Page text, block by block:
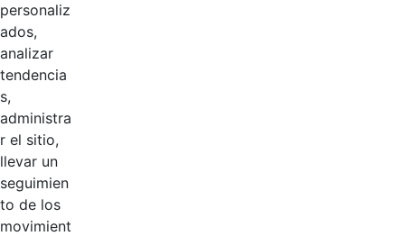
Productos
AÑADIR COMENTARIOS
personaliz
ados,
analizar
tendencia
s,
administra
r el sitio,
llevar un
seguimien
to de los
movimient